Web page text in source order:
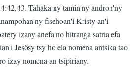
Tahaka ny tamin'ny andron'ny
fisehoan'i Kristy an'i
izany anefa no hitranga satria efa
Jesôsy tsy ho ela nomena antsika tao
izay nomena an-tsipiriany.